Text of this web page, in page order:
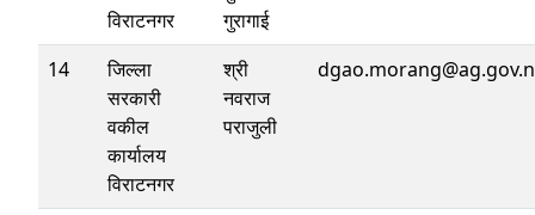
विराटनगर
गुरागाई
14
जिल्ला
सरकारी
वकील
कार्यालय
विराटनगर
श्री
नवराज
पराजुली